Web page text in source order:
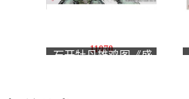
石开牡丹雄鸡图《盛
11070